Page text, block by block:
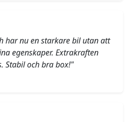
har nu en starkare bil utan att
egenskaper. Extrakraften
Stabil och bra box!"